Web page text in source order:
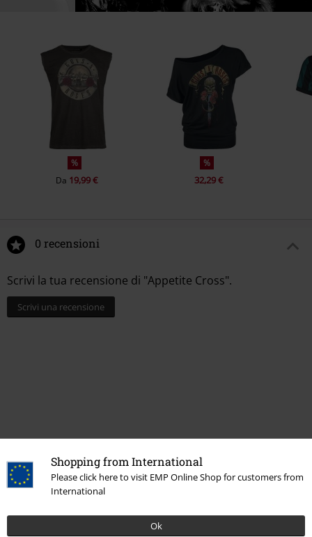
Shopping from International
Please click here to visit EMP Online Shop for customers from
International
Ok
%
Da 19,99 €
%
32,29 €
0 recensioni
Scrivi la tua recensione di "Appetite Cross".
Scrivi una recensione
Iscriviti ora e ricevi un buono sconto del 15%!
Altro